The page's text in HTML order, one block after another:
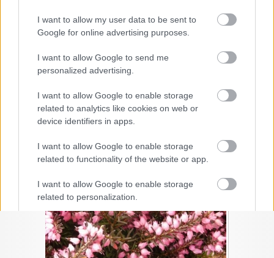
I want to allow my user data to be sent to
Google for online advertising purposes.
I want to allow Google to send me
personalized advertising.
I want to allow Google to enable storage
related to analytics like cookies on web or
device identifiers in apps.
I want to allow Google to enable storage
related to functionality of the website or app.
I want to allow Google to enable storage
related to personalization.
I want to allow Google to enable storage
related to security, including authentication
functionality and fraud prevention, and other
Az erikákat nevezik hangának, az alpesi jelző helyett
gyakran használják a havasit. Így ne csodálkozzunk, ha
Erica carnea.
http://hobbikert.hu/magazin/alpesi-erika-a-